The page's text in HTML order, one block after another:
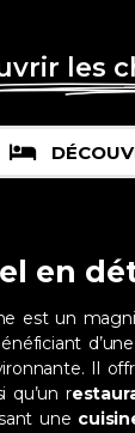
les
en
est un
Il
qu’un r
une